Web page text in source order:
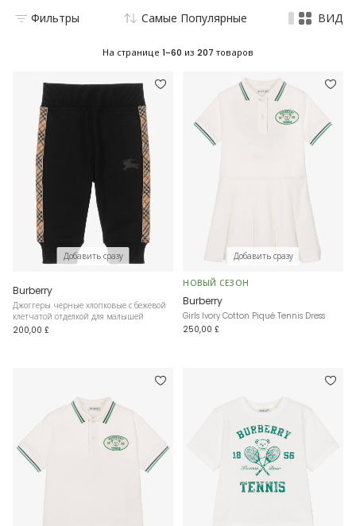
Фильтры Самые Популярные ВИД
На странице 1-60 из 207 товаров
Добавить сразу
Burberry
Джоггеры черные хлопковые с бежевой
клетчатой отделкой для малышей
200,00 £
Добавить сразу
НОВЫЙ СЕЗОН
Burberry
Girls Ivory Cotton Piqué Tennis Dress
250,00 £